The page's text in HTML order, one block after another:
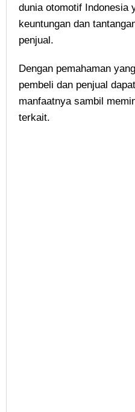
dunia otomotif Indonesia
keuntungan dan
penjual.
Dengan pemahaman
pembeli dan penjual
manfaatnya sambil
terkait.